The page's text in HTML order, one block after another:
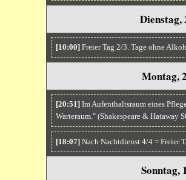
Dienstag,
[10:00]Freier Tag 2/3. Tage ohne
Montag,
[20:51]Im Aufenthaltsraum eines
Warteraum." (Shakespeare & Hataway
[18:07]Nach Nachtdienst 4/4 = Freier
Sonntag,